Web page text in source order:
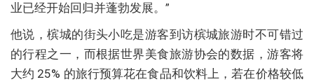
业已经开始回归并蓬勃发展。”
他说，槟城的街头小吃是游客到访槟城旅游时不可错过
的行程之一，而根据世界美食旅游协会的数据，游客将
大约 25% 的旅行预算花在食品和饮料上，若在价格较低